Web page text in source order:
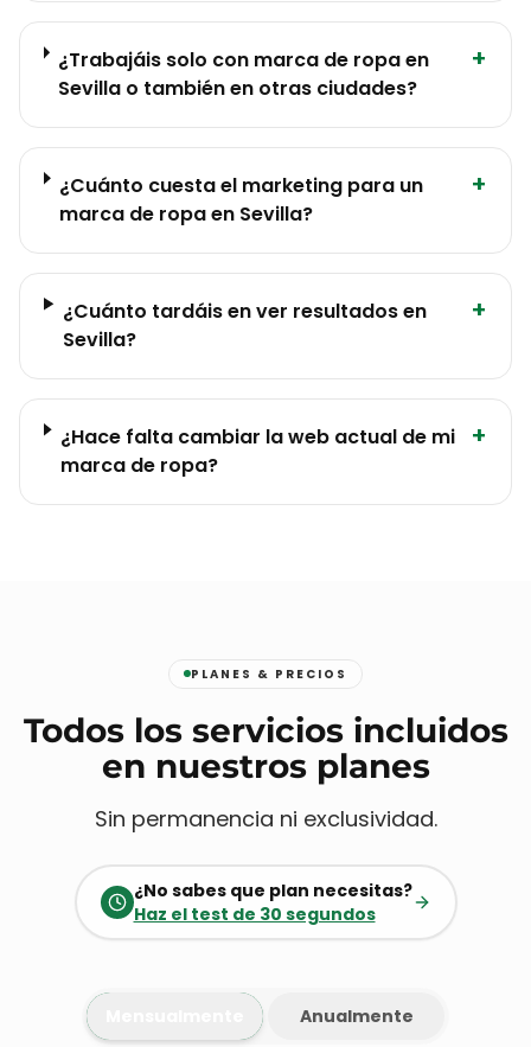
¿Trabajáis solo con marca de ropa en
Sevilla o también en otras ciudades?
+
¿Cuánto cuesta el marketing para un
marca de ropa en Sevilla?
+
¿Cuánto tardáis en ver resultados en
Sevilla?
+
¿Hace falta cambiar la web actual de mi
marca de ropa?
+
PLANES & PRECIOS
Todos los servicios incluidos
en nuestros planes
Sin permanencia ni exclusividad.
¿No sabes que plan necesitas?
Haz el test de 30 segundos
Anualmente